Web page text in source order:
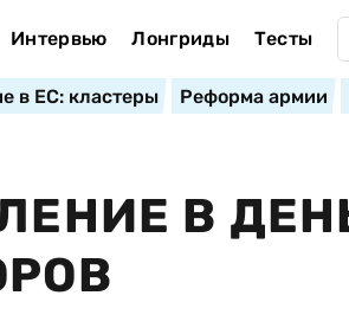
Интервью Лонгриды Тесты
в ЕС: кластеры Реформа армии
В